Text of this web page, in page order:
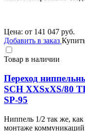
Цена: от 141 047 руб.
Добавить в заказ
Товар в наличии
Переход
SCH XXSхXS/80
SP-95
Ниппель 1/2 так же,
монтаже